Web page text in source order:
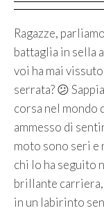
Ragazze,
battaglia in sella
voi ha mai
serrata? 😕
corsa nel mondo
ammesso di
moto sono seri e
chi lo ha seguito
brillante carriera,
in un labirinto